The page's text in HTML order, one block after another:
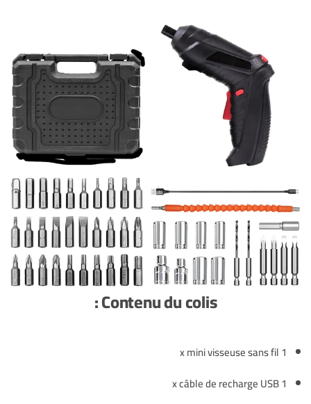
Contenu du colis :
1 x mini visseuse sans fil
1 x câble de recharge USB